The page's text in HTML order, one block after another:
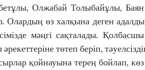
Олжабай Толыбайұлы,
Олардың өз халқына деген
мәңгі сақталады.
төтеп беріп,